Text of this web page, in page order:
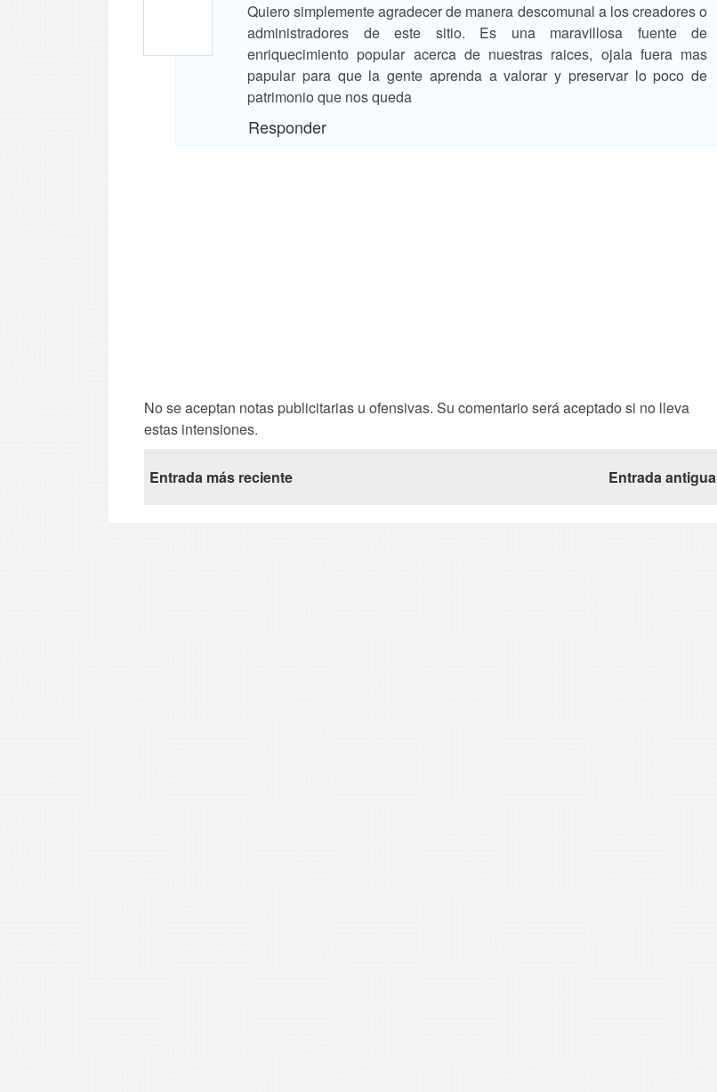
Quiero simplemente agradecer de manera descomunal a los creadores o
administradores de este sitio. Es una maravillosa fuente de
enriquecimiento popular acerca de nuestras raices, ojala fuera mas
papular para que la gente aprenda a valorar y preservar lo poco de
patrimonio que nos queda
Responder
No se aceptan notas publicitarias u ofensivas. Su comentario será aceptado si no lleva
estas intensiones.
Entrada más reciente Entrada antigua